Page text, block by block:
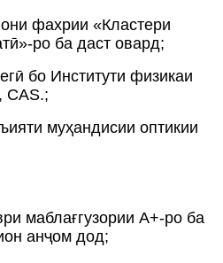
фахрии «Кластери
ро ба даст овард;
бо Институти физикаи
CAS.;
муҳандисии оптикии
маблағгузории A+-ро ба
анҷом дод;